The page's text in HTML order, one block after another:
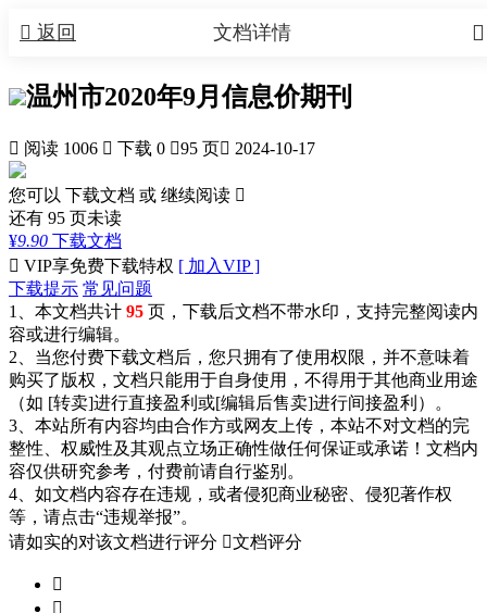
 返回 
文档详情
温州市2020年9月信息价期刊
 阅读 1006  下载 0 95 页 2024-10-17
您可以 下载文档 或 继续阅读 
还有 95 页未读
¥9.90 下载文档
 VIP享免费下载特权 [ 加入VIP ]
下载提示 常见问题
1、本文档共计 95 页，下载后文档不带水印，支持完整阅读内
容或进行编辑。
2、当您付费下载文档后，您只拥有了使用权限，并不意味着
购买了版权，文档只能用于自身使用，不得用于其他商业用途
（如 [转卖]进行直接盈利或[编辑后售卖]进行间接盈利）。
3、本站所有内容均由合作方或网友上传，本站不对文档的完
整性、权威性及其观点立场正确性做任何保证或承诺！文档内
容仅供研究参考，付费前请自行鉴别。
4、如文档内容存在违规，或者侵犯商业秘密、侵犯著作权
等，请点击“违规举报”。
请如实的对该文档进行评分 文档评分

